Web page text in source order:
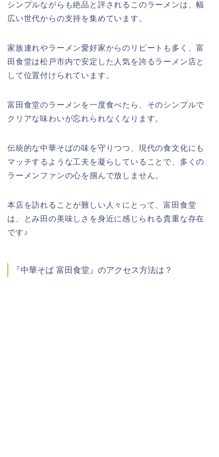
シンプルながらも絶品と評されるこのラーメンは、幅
広い世代からの支持を集めています。
家族連れやラーメン愛好家からのリピートも多く、富
田食堂は松戸市内で安定した人気を誇るラーメン店と
して位置付けられています。
富田食堂のラーメンを一度食べたら、そのシンプルで
クリアな味わいが忘れられなくなります。
伝統的な中華そばの味を守りつつ、現代の食文化にも
マッチするような工夫を凝らしていることで、多くの
ラーメンファンの心を掴んで放しません。
本店を訪れることが難しい人々にとって、富田食堂
は、とみ田の美味しさを身近に感じられる貴重な存在
です♪
『中華そば 富田食堂』のアクセス方法は？